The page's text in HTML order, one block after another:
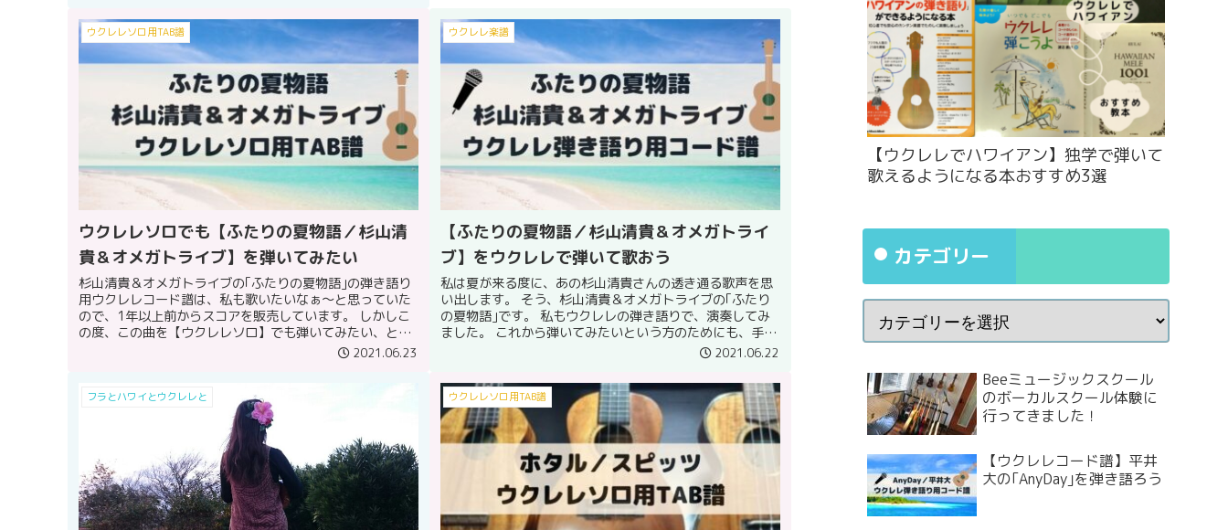
ウクレレソロ用TAB譜
ウクレレソロでも【ふたりの夏物語／杉山清
貴＆オメガトライブ】を弾いてみたい
杉山清貴＆オメガトライブの｢ふたりの夏物語｣の弾き語り
用ウクレレコード譜は、私も歌いたいなぁ～と思っていた
ので、1年以上前からスコアを販売しています。 しかしこ
の度、この曲を【ウクレレソロ】でも弾いてみたい、とい
2021.06.23
ウクレレ楽譜
【ふたりの夏物語／杉山清貴＆オメガトライ
ブ】をウクレレで弾いて歌おう
私は夏が来る度に、あの杉山清貴さんの透き通る歌声を思
い出します。 そう、杉山清貴＆オメガトライブの｢ふたり
の夏物語｣です。 私もウクレレの弾き語りで、演奏してみ
ました。 これから弾いてみたいという方のためにも、手元
2021.06.22
フラとハワイとウクレレと ウクレレソロ用TAB譜
【ウクレレでハワイアン】独学で弾いて
歌えるようになる本おすすめ3選
カテゴリー
Beeミュージックスクール
のボーカルスクール体験に
行ってきました！
【ウクレレコード譜】平井
大の｢AnyDay｣を弾き語ろう